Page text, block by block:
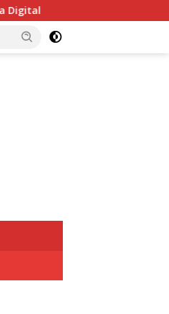
NTB Selangkah Lagi